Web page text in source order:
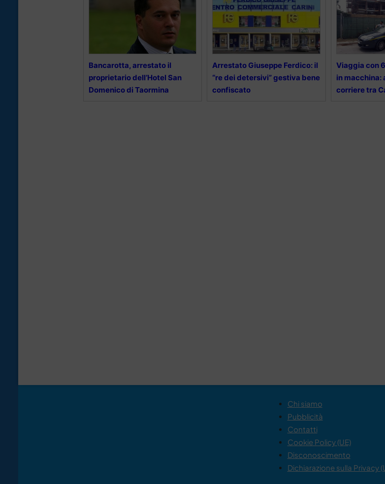
Bancarotta, arrestato il
proprietario dell’Hotel San
Domenico di Taormina
Arrestato Giuseppe Ferdico: il
“re dei detersivi” gestiva bene
confiscato
Viaggia con
in macchina:
corriere tra
Chi siamo
Pubblicità
Contatti
Cookie Policy (UE)
Disconoscimento
Dichiarazione sulla Privacy